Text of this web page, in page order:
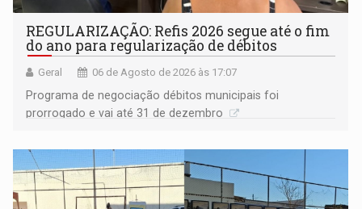
REGULARIZAÇÃO: Refis 2026 segue até o fim
do ano para regularização de débitos
Geral 06 de Agosto de 2026 às 17:07
Programa de negociação débitos municipais foi
prorrogado e vai até 31 de dezembro